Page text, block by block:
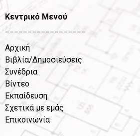
Κεντρικό Μενού
Αρχική
Βιβλία/Δημοσιεύσεις
Συνέδρια
Βίντεο
Εκπαίδευση
Σχετικά με εμάς
Επικοινωνία